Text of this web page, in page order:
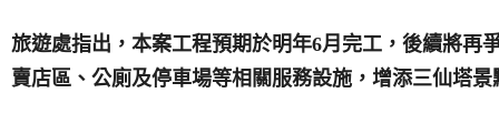
旅遊處指出，本案工程預期於明年6月完工，後續將再
賣店區、公廁及停車場等相關服務設施，增添三仙塔